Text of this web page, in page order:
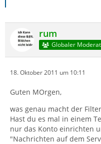
rum
Globaler
18. Oktober 2011 um 10:11
Guten MOrgen,
was genau macht der
Hast du es mal in einem
nur das Konto einrichten
"Nachrichten auf dem